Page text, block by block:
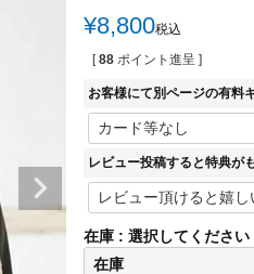
¥8,800税込
[ 88 ポイント進呈 ]
お客様にて別ページの有料
レビュー投稿すると特典が
在庫
選択してください
在庫